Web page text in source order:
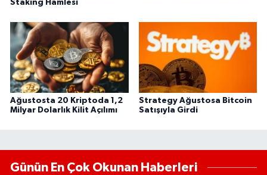
Staking Hamlesi
Ağustosta 20 Kriptoda 1,2
Milyar Dolarlık Kilit Açılımı
Strategy Ağustosa Bitcoin
Satışıyla Girdi
Günün En Çok Okunan Haberleri